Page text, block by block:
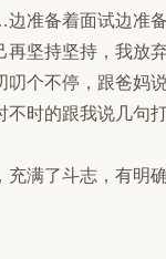
准备着面试边准
再坚持坚持，我放
叨个不停，跟爸妈
不时的跟我说几句
充满了斗志，有明